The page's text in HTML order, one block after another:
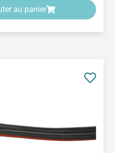
au panier